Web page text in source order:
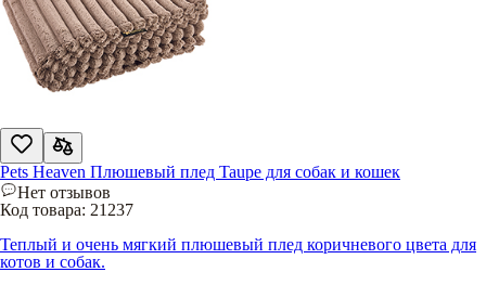
Pets Heaven Плюшевый плед Taupe для собак и кошек
Нет отзывов
Код товара: 21237
Теплый и очень мягкий плюшевый плед коричневого цвета для
котов и собак.